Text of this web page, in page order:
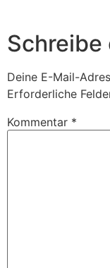
Schreibe
Deine E-Mail-
Erforderliche
Kommentar *